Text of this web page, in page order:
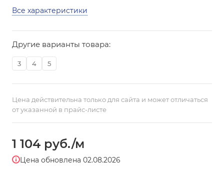
Все характеристики
Другие варианты товара:
3 4 5
Цена действительна только для сайта и может отличаться
от указанной в прайс-листе
1 104 руб./м
Цена обновлена 02.08.2026